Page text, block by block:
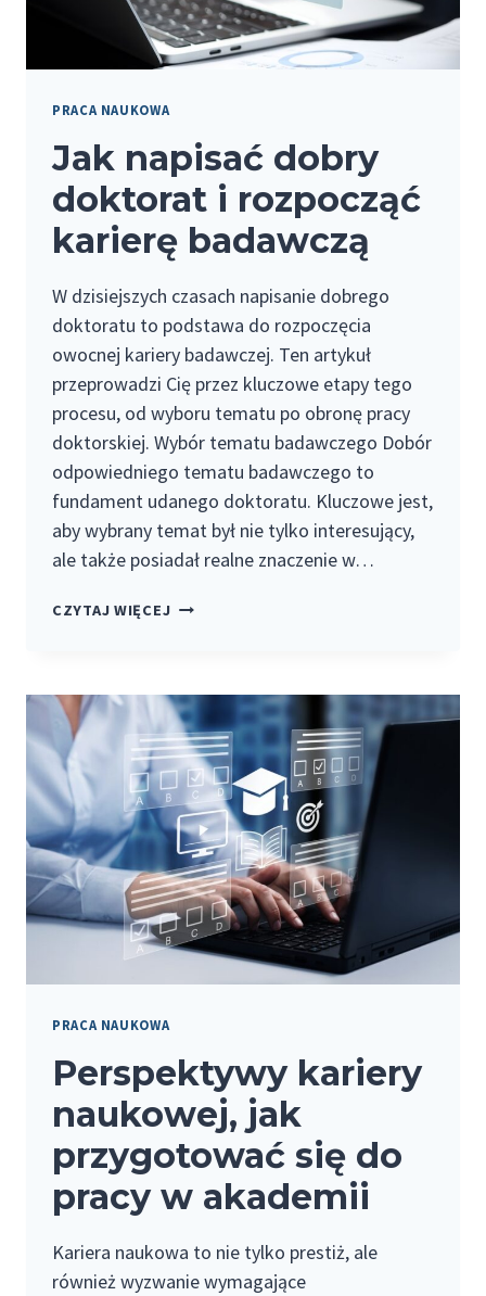
PRACA NAUKOWA
Jak napisać dobry
doktorat i rozpocząć
karierę badawczą
W dzisiejszych czasach napisanie dobrego
doktoratu to podstawa do rozpoczęcia
owocnej kariery badawczej. Ten artykuł
przeprowadzi Cię przez kluczowe etapy tego
procesu, od wyboru tematu po obronę pracy
doktorskiej. Wybór tematu badawczego Dobór
odpowiedniego tematu badawczego to
fundament udanego doktoratu. Kluczowe jest,
aby wybrany temat był nie tylko interesujący,
ale także posiadał realne znaczenie w…
CZYTAJ WIĘCEJJAK
DOKTORAT
ROZPOCZĄĆ
KARIERĘ
BADAWCZĄ
PRACA NAUKOWA
Perspektywy kariery
naukowej, jak
przygotować się do
pracy w akademii
Kariera naukowa to nie tylko prestiż, ale
również wyzwanie wymagające